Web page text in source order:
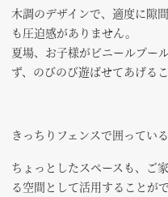
木調のデザインで、適度に隙
も圧迫感がありません。
夏場、お子様がビニールプー
ず、のびのび遊ばせてあげる
きっちりフェンスで囲ってい
ちょっとしたスペースも、ご
る空間として活用することがで